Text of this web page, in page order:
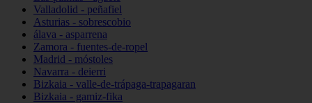
Valladolid - peñafiel
Asturias - sobrescobio
álava - asparrena
Zamora - fuentes-de-ropel
Madrid - móstoles
Navarra - deierri
Bizkaia - valle-de-trápaga-trapagaran
Bizkaia - gamiz-fika